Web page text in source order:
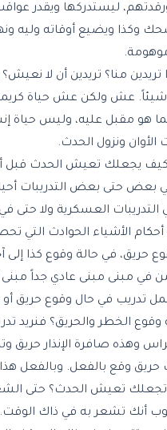
ليستدركها ويقدر عواقب
وكذا ويضيع أوقاته وليه
منا؟ تريدين أن لا
عش ولكن عش حياة
هو مقبل عليه، وليس حياة
الأوان ونزول الحدث.
كيف يجعلك تعيش الحدث قبل
حتى بعض التدريبات
العسكرية ولا حتى في
أحكام الأشياء الحوادث التي
حريق، في حالة وقوع كذا إلى
في مبنى مبنى عادي جداً
تدريب في حال وقوع حريق
وقوع الخطر والحريق؟ فنريد
وهذه صافرة الإنذار حريق
حريق وقع بالفعل. وبالفعل
تجعلك تعيش الحدث؟ حتى
أنك تشعر به في ذاك الوقت.